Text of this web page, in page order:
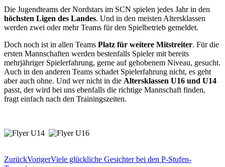
Die Jugendteams der Nordstars im SCN spielen jedes Jahr in den
höchsten Ligen des Landes. Und in den meisten Altersklassen
werden zwei oder mehr Teams für den Spielbetrieb gemeldet.
Doch noch ist in allen Teams Platz für weitere Mitstreiter. Für die
ersten Mannschaften werden bestenfalls Spieler mit bereits
mehrjähriger Spielerfahrung, gerne auf gehobenem Niveau, gesucht.
Auch in den anderen Teams schadet Spielerfahrung nicht, es geht
aber auch ohne. Und wer nicht in die Altersklassen U16 und U14
passt, der wird bei uns ebenfalls die richtige Mannschaft finden,
fragt einfach nach den Trainingszeiten.
ZurückVorigerViele glückliche Gesichter bei den P-Stufen-